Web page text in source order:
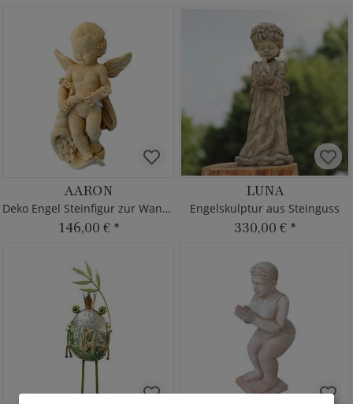
AARON
Deko Engel Steinfigur zur Wandmontage
146,00 € *
LUNA
Engelskulptur aus Steinguss
330,00 € *